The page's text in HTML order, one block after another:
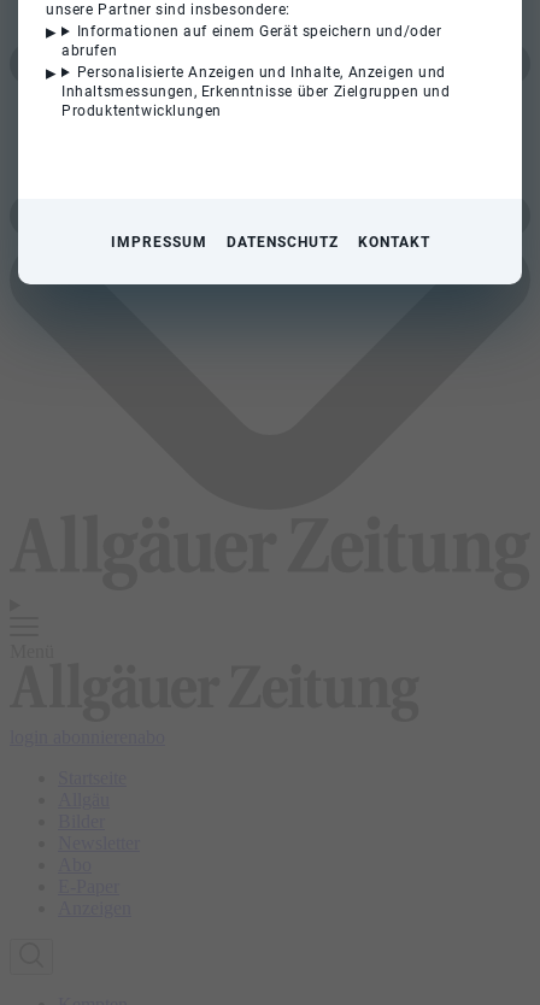
unsere Partner sind insbesondere:
Informationen auf einem Gerät speichern und/oder
abrufen
Personalisierte Anzeigen und Inhalte, Anzeigen und
Inhaltsmessungen, Erkenntnisse über Zielgruppen und
Produktentwicklungen
IMPRESSUM DATENSCHUTZ KONTAKT